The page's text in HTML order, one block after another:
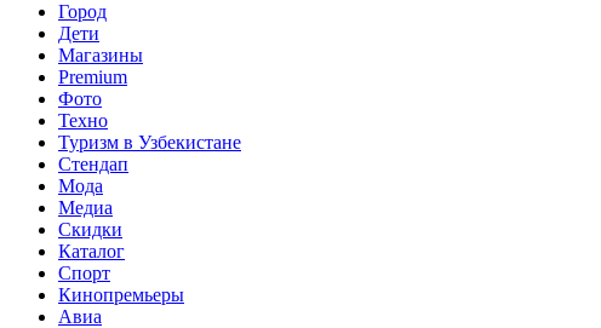
Город
Дети
Магазины
Premium
Фото
Техно
Туризм в Узбекистане
Стендап
Мода
Медиа
Скидки
Каталог
Спорт
Кинопремьеры
Авиа